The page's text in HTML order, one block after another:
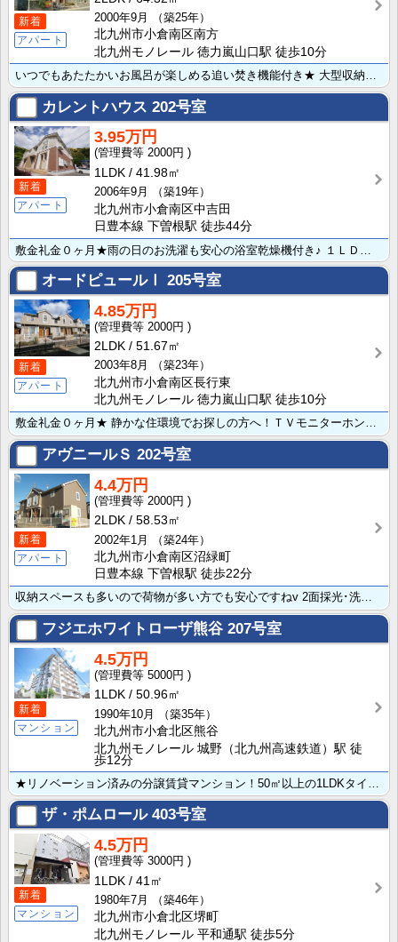
新着
アパート
2000年9月
（築25年）
北九州市小倉南区南方
北九州モノレール 徳力嵐山口駅 徒歩10分
カレントハウス 202号室
新着
アパート
3.95万円
2000円
1LDK
41.98㎡
2006年9月
（築19年）
北九州市小倉南区中吉田
日豊本線 下曽根駅 徒歩44分
オードピュールⅠ 205号室
新着
アパート
4.85万円
2000円
2LDK
51.67㎡
2003年8月
（築23年）
北九州市小倉南区長行東
北九州モノレール 徳力嵐山口駅 徒歩10分
敷金礼金０ヶ月★ 静かな住環境でお探しの方へ！ＴＶモニターホンも付いていて安心です！ オール洋室！モ･･･
アヴニールＳ 202号室
新着
アパート
4.4万円
2000円
2LDK
58.53㎡
2002年1月
（築24年）
北九州市小倉南区沼緑町
日豊本線 下曽根駅 徒歩22分
収納スペースも多いので荷物が多い方でも安心ですねv 2面採光･洗面所にも窓があるのは嬉しいですね！
フジエホワイトローザ熊谷 207号室
新着
マンション
4.5万円
5000円
1LDK
50.96㎡
1990年10月
（築35年）
北九州市小倉北区熊谷
北九州モノレール 城野（北九州高速鉄道）駅 徒
歩12分
ザ・ポムロール403号室
新着
マンション
4.5万円
3000円
1LDK
41㎡
1980年7月
（築46年）
北九州市小倉北区堺町
北九州モノレール 平和通駅 徒歩5分